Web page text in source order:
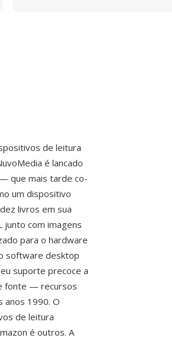
de leitura
é lancado
que mais tarde co-
um dispositivo
livros em sua
junto com imagens
para o hardware
software desktop
suporte precoce a
fonte — recursos
anos 1990. O
de leitura
é outros. A